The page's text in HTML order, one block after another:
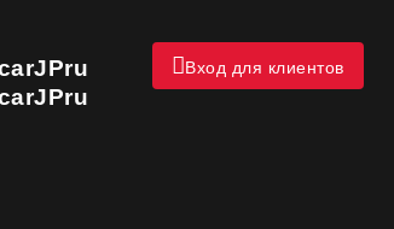
Вход для клиентов